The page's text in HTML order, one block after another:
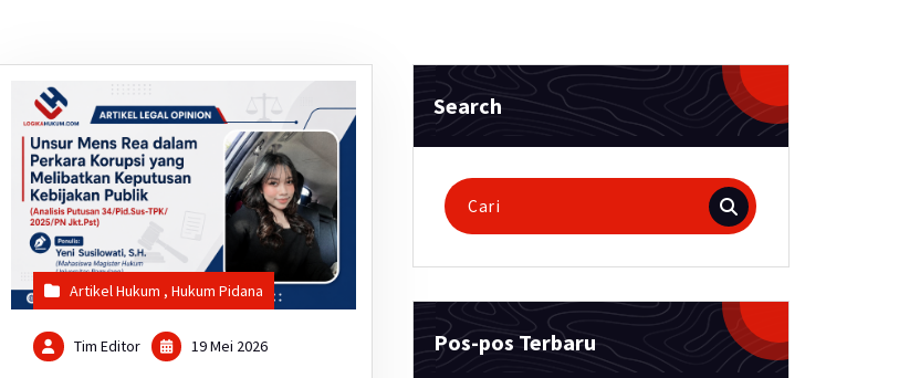
Artikel Hukum ,Hukum Pidana
Tim Editor 19 Mei 2026
Search
Pencarian
untuk:
Pos-pos Terbaru